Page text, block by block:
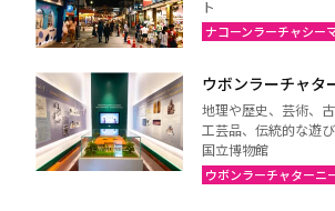
ト
ナコーンラーチャシー
ウボンラーチャタ
地理や歴史、芸術、
工芸品、伝統的な遊
国立博物館
ウボンラーチャターニ